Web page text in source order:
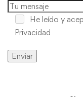
He leído y
Privacidad